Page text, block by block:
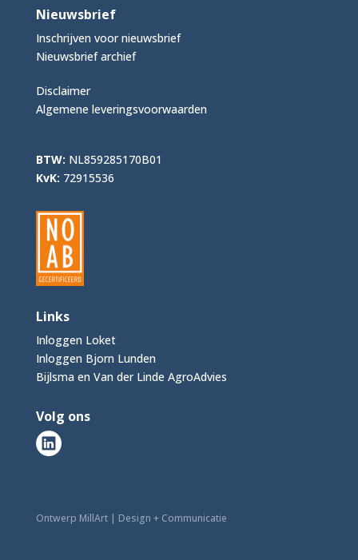
Nieuwsbrief
Inschrijven voor nieuwsbrief
Nieuwsbrief archief
Disclaimer
Algemene leveringsvoorwaarden
BTW: NL859285170B01
KvK: 72915536
Links
Inloggen Loket
Inloggen Bjorn Lunden
Bijlsma en Van der Linde AgroAdvies
Volg ons
Ontwerp MillArt | Design + Communicatie